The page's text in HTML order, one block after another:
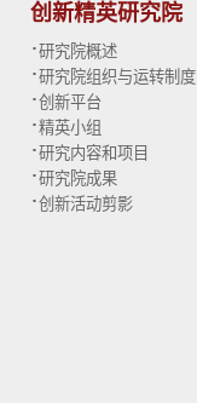
创新精英研究院
·研究院概述
·研究院组织与运转制度
·创新平台
·精英小组
·研究内容和项目
·研究院成果
·创新活动剪影